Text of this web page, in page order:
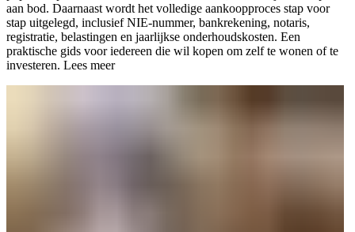
aan bod. Daarnaast wordt het volledige aankoopproces stap voor
stap uitgelegd, inclusief NIE-nummer, bankrekening, notaris,
registratie, belastingen en jaarlijkse onderhoudskosten. Een
praktische gids voor iedereen die wil kopen om zelf te wonen of te
investeren. Lees meer